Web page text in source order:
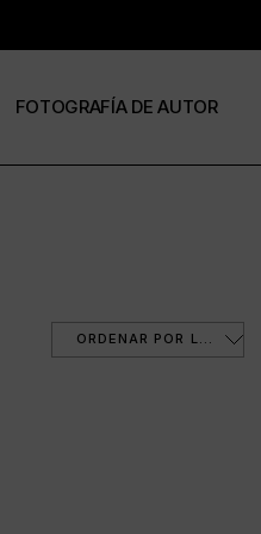
FOTOGRAFÍA DE AUTOR
ORDENAR POR LOS ÚLTIMOS